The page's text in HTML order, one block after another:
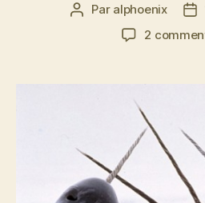
Auteur
Par alphoenix
2